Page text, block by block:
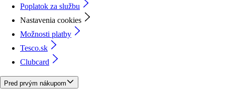
Poplatok za službu
Nastavenia cookies
Možnosti platby
Tesco.sk
Clubcard
Pred prvým nákupom